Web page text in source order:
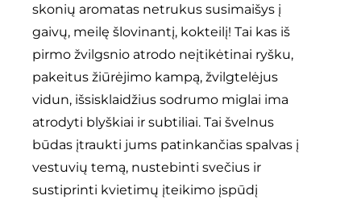
skonių aromatas netrukus susimaišys į
gaivų, meilę šlovinantį, kokteilį! Tai kas iš
pirmo žvilgsnio atrodo neįtikėtinai ryšku,
pakeitus žiūrėjimo kampą, žvilgtelėjus
vidun, išsisklaidžius sodrumo miglai ima
atrodyti blyškiai ir subtiliai. Tai švelnus
būdas įtraukti jums patinkančias spalvas į
vestuvių temą, nustebinti svečius ir
sustiprinti kvietimų įteikimo įspūdį